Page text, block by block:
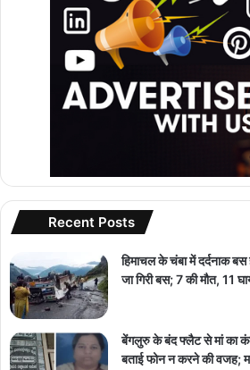
Recent Posts
हिमाचल के चंबा में दर्दनाक
जा गिरी बस; 7 की मौत, 11
बेंगलुरु के बंद फ्लैट से मां का
बताई फोन न करने की वजह;